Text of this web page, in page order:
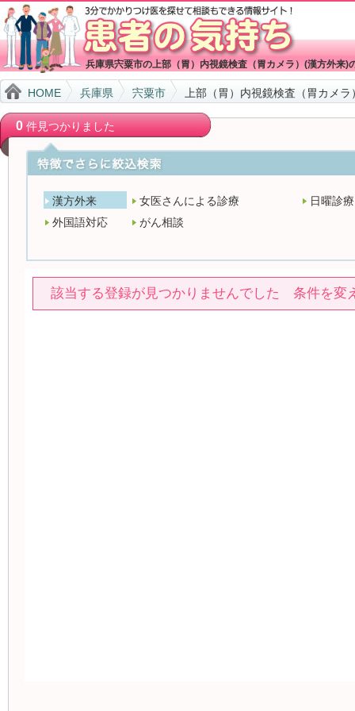
兵庫県宍粟市の上部（胃）内視鏡検査（胃カメラ）(漢方外来)
HOME 兵庫県 宍粟市 上部（胃）内視鏡検査（胃カメ
0件見つかりました
漢方外来 女医さんによる診療
日曜診療
外国語対応
がん相談
該当する登録が見つかりませんでした 条件を